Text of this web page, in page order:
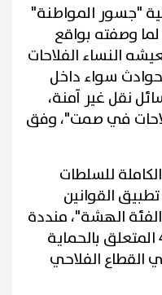
"جسور المواطنة"
وصفته بواقع
النساء الفلاحات
سواء داخل
نقل غير آمنة،
في صمت"، وفق
للسلطات
القوانين
الفئة الهشة"، منددة
بعدم تفعيل المرسوم عدد 4 المتعلق بالحماية
القطاع الفلاحي